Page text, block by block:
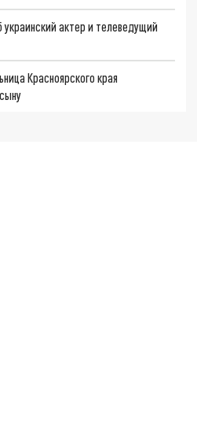
украинский актер и телеведущий
Красноярского края